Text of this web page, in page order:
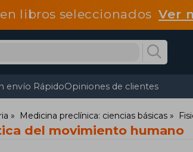
en libros seleccionadosVer
envío RápidoOpiniones de clientes
Medicina preclínica: ciencias básicas
del movimiento humano